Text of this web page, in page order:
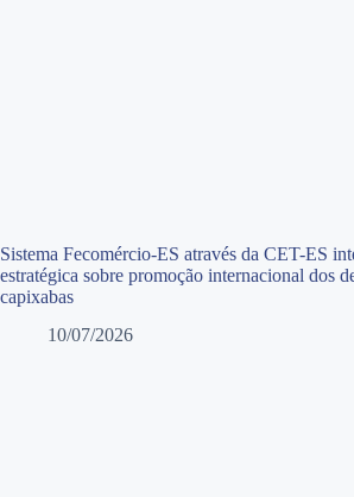
Sistema Fecomércio-ES através da CET-ES
estratégica sobre promoção internacional dos
capixabas
10/07/2026